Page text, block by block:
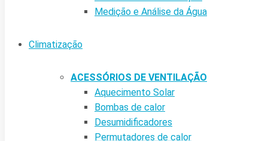
Medição e Análise da Água
Climatização
ACESSÓRIOS DE VENTILAÇÃO
Aquecimento Solar
Bombas de calor
Desumidificadores
Permutadores de calor